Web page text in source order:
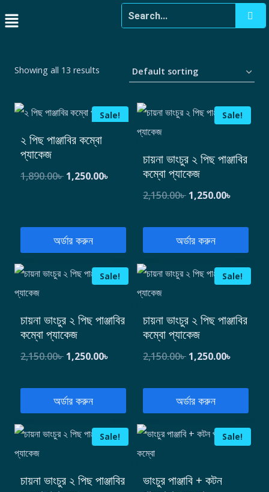
Showing all 13 results
Sale!
২ পিছ পাঞ্জাবির কম্বো
প্যাকেজ
1,890.00৳ 1,250.00৳
অর্ডার করুন
Sale!
চায়না ভাংচুর ২ পিছ পাঞ্জাবির
কম্বো প্যাকেজ
2,150.00৳ 1,250.00৳
অর্ডার করুন
Sale!
চায়না ভাংচুর ২ পিছ পাঞ্জাবির
কম্বো প্যাকেজ
2,150.00৳ 1,250.00৳
অর্ডার করুন
Sale!
চায়না ভাংচুর ২ পিছ পাঞ্জাবির
কম্বো প্যাকেজ
2,150.00৳ 1,250.00৳
অর্ডার করুন
Sale!
চায়না ভাংচুর ২ পিছ পাঞ্জাবির
Sale!
ভাংচুর পাঞ্জাবি + কটন